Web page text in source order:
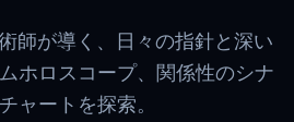
師が導く、日々の指針と深い
ホロスコープ、関係性のシナ
ャートを探索。